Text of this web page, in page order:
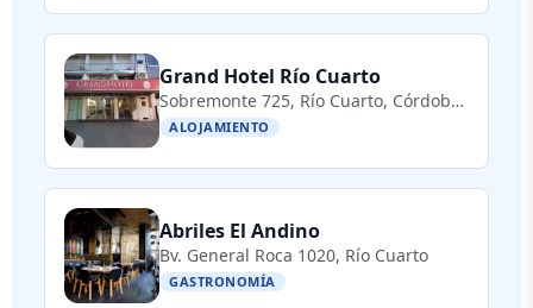
Grand Hotel Río Cuarto
Sobremonte 725, Río Cuarto, Córdoba, Argentina
ALOJAMIENTO
Abriles El Andino
Bv. General Roca 1020, Río Cuarto
GASTRONOMÍA